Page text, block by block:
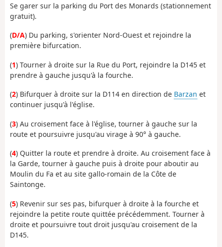
Se garer sur la parking du Port des Monards (stationnement
gratuit).
(D/A) Du parking, s'orienter Nord-Ouest et rejoindre la
première bifurcation.
(1) Tourner à droite sur la Rue du Port, rejoindre la D145 et
prendre à gauche jusqu'à la fourche.
(2) Bifurquer à droite sur la D114 en direction de Barzan et
continuer jusqu'à l'église.
(3) Au croisement face à l'église, tourner à gauche sur la
route et poursuivre jusqu'au virage à 90° à gauche.
(4) Quitter la route et prendre à droite. Au croisement face à
la Garde, tourner à gauche puis à droite pour aboutir au
Moulin du Fa et au site gallo-romain de la Côte de
Saintonge.
(5) Revenir sur ses pas, bifurquer à droite à la fourche et
rejoindre la petite route quittée précédemment. Tourner à
droite et poursuivre tout droit jusqu'au croisement de la
D145.